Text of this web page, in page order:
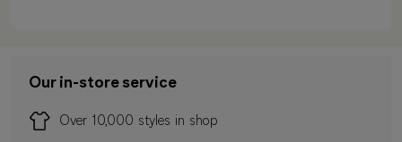
Our in-store service
Over 10,000 styles in shop